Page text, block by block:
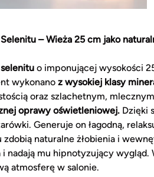
– Wieża 25 cm jako
o imponującej wysokości
wykonano z wysokiej klasy
oraz szlachetnym,
oprawy oświetleniowej. Dzięki
Generuje on łagodną,
zdobią naturalne żłobienia i
i nadają mu hipnotyzujący
atmosferę w salonie.